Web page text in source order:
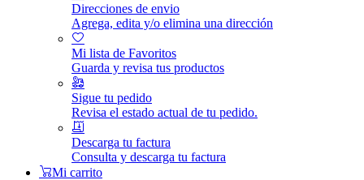
Direcciones de envio
Agrega, edita y/o elimina una dirección
Mi lista de Favoritos
Guarda y revisa tus productos
Sigue tu pedido
Revisa el estado actual de tu pedido.
Descarga tu factura
Consulta y descarga tu factura
Mi carrito